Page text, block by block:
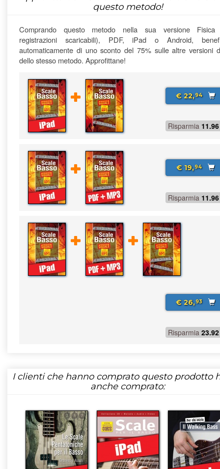
questo metodo!
Comprando questo metodo nella sua versione Fisica
registrazioni scaricabili), PDF, iPad o Android,
automaticamente di uno sconto del 75% sulle altre versioni
dello stesso metodo. Approfittane!
€ 22,94
Risparmia 11.96
€ 19,94
Risparmia 11.96
€ 26,93
Risparmia 23.92
I clienti che hanno comprato questo prodotto
anche comprato: